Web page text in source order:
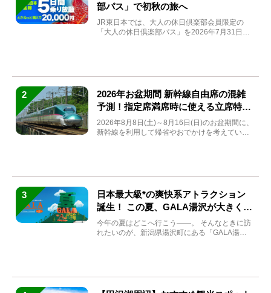
部パス」で初秋の旅へ
JR東日本では、大人の休日倶楽部会員限定の
「大人の休日倶楽部パス」を2026年7月31日
2
2026年お盆期間 新幹線自由席の混雑
予測！指定席満席時に使える立席特急
券も解説
2026年8月8日(土)～8月16日(日)のお盆期間に、
新幹線を利用して帰省やおでかけを考えている
3
日本最大級*の爽快系アトラクション
誕生！ この夏、GALA湯沢が大きく生
まれ変わる
今年の夏はどこへ行こう――。 そんなときに訪
れたいのが、新潟県湯沢町にある「GALA湯